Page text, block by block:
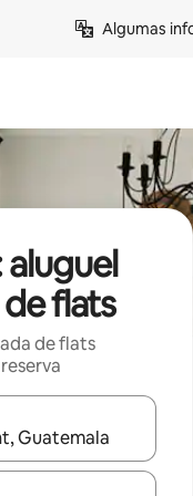
Algumas
flats
de flats
disponíveis, explore-os